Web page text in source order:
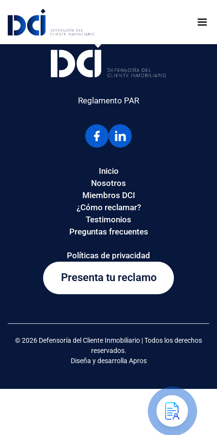
Reglamento PAR
Presenta tu reclamo
Inicio
Nosotros
Miembros DCI
¿Cómo reclamar?
Testimonios
Preguntas frecuentes
Políticas de privacidad
© 2026 Defensoría del Cliente Inmobiliario | Todos los derechos
reservados.
Diseña y desarrolla Apros